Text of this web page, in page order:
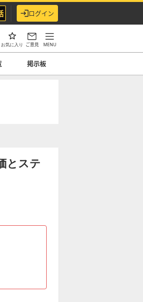
ログイン
お気に入り ご意見 MENU
掲示板
とステ